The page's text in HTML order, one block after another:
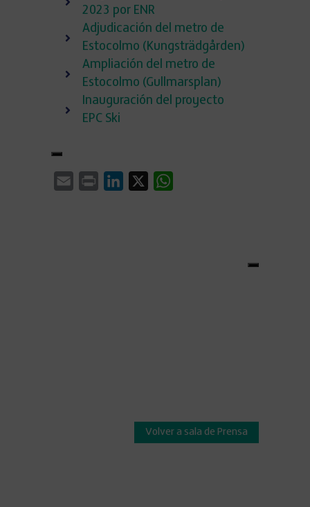
2023 por ENR
Adjudicación del metro de
Estocolmo (Kungsträdgården)
Ampliación del metro de
Estocolmo (Gullmarsplan)
Inauguración del proyecto
EPC Ski
Email Print LinkedIn
Volver a sala de Prensa